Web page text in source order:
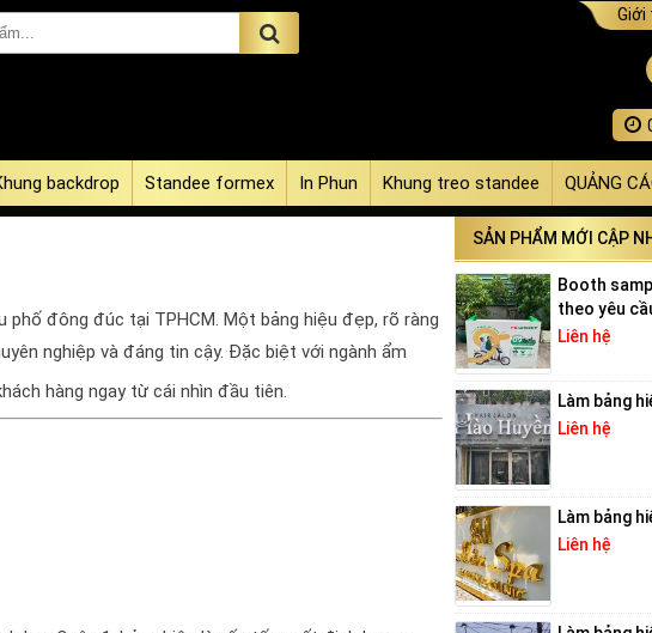
Giới
backdrop Standee formex In Phun Khung treo standee QUẢNG
phố đông đúc tại TPHCM. Một bảng hiệu đẹp, rõ ràng
nghiệp và đáng tin cậy. Đặc biệt với ngành ẩm
hàng ngay từ cái nhìn đầu tiên.
SẢN PHẨM MỚI CẬP
Booth
theo yêu
Liên hệ
Làm bảng
Liên hệ
Làm bảng
Liên hệ